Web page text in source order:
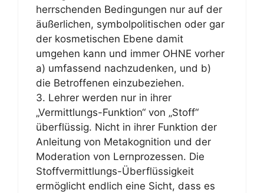
herrschenden Bedingungen nur auf der
äußerlichen, symbolpolitischen oder gar
der kosmetischen Ebene damit
umgehen kann und immer OHNE vorher
a) umfassend nachzudenken, und b)
die Betroffenen einzubeziehen.
3. Lehrer werden nur in ihrer
„Vermittlungs-Funktion“ von „Stoff“
überflüssig. Nicht in ihrer Funktion der
Anleitung von Metakognition und der
Moderation von Lernprozessen. Die
Stoffvermittlungs-Überflüssigkeit
ermöglicht endlich eine Sicht, dass es